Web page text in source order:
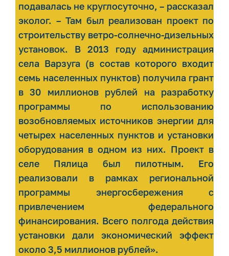
подавалась не круглосуточно, – рассказал
эколог. – Там был реализован проект по
строительству ветро-солнечно-дизельных
установок. В 2013 году администрация
села Варзуга (в состав которого входит
семь населенных пунктов) получила грант
в 30 миллионов рублей на разработку
программы по использованию
возобновляемых источников энергии для
четырех населенных пунктов и установки
оборудования в одном из них. Проект в
селе Пялица был пилотным. Его
реализовали в рамках региональной
программы энергосбережения с
привлечением федерального
финансирования. Всего полгода действия
установки дали экономический эффект
около 3,5 миллионов рублей».